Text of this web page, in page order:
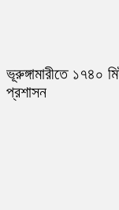
ভূরুঙ্গামারীতে ১৭৪০
প্রশাসন